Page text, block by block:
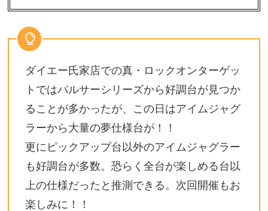
ダイエー氏家店での真・ロックオンターゲッ
トではパルサーシリーズから好調台が見つか
ることが多かったが、この日はアイムジャグ
ラーから大量の夢仕様台が！！
更にピックアップ台以外のアイムジャグラー
も好調台が多数。恐らく全台が楽しめる台以
上の仕様だったと推測できる。次回開催もお
楽しみに！！